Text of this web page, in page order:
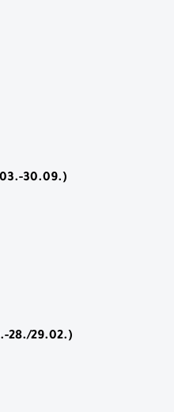
30.09.)
28./29.02.)